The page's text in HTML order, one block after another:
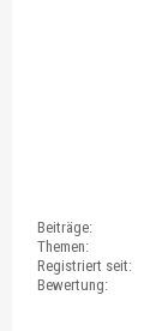
Beiträge:
Themen:
Registriert seit:
Bewertung: